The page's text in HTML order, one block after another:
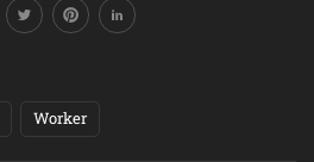
Worker